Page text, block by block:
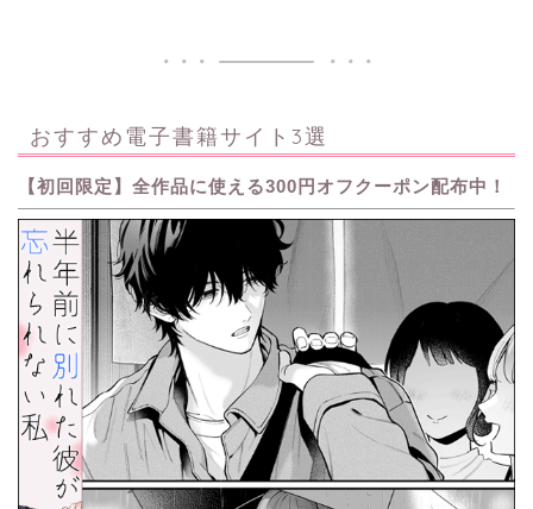
おすすめ電子書籍サイト3選
【初回限定】全作品に使える300円オフクーポン配布中！